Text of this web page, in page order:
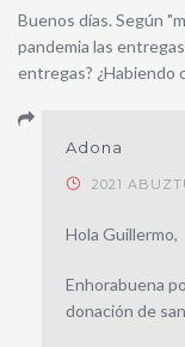
Buenos días. Según
pandemia las
entregas? ¿Habiendo
Adona
2021
Hola Guillermo,
Enhorabuena
donación de